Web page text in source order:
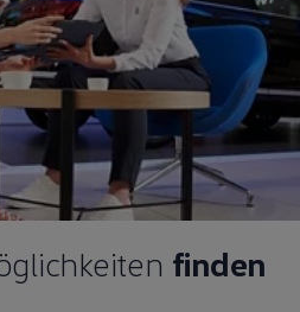
finden